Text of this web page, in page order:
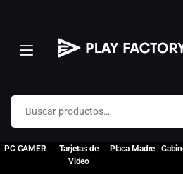
Buscar por:
PC GAMER
Tarjetas de
Video
Placa Madre